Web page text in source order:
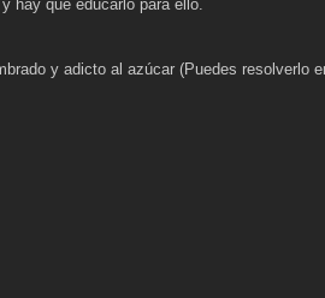
hay que educarlo para ello.
y adicto al azúcar (Puedes resolverlo